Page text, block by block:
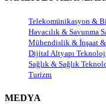
Telekomünikasyon &
Havacılık & Savunma
Mühendislik & İnşaat
Dijital Altyapı
Sağlık & Sağlık
Turizm
MEDYA